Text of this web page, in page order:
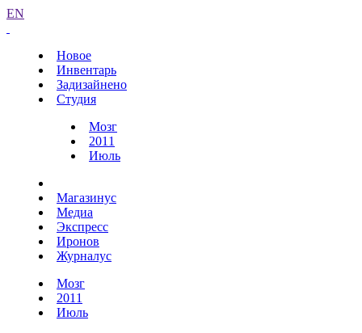
EN
Новое
Инвентарь
Задизайнено
Студия
Мозг
2011
Июль
Магазинус
Медиа
Экспресс
Иронов
Журналус
Мозг
2011
Июль